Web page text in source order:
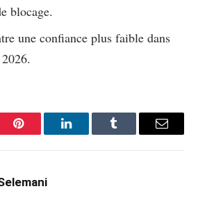
blocage.
une confiance plus faible dans
Pinterest LinkedInTumblr Email